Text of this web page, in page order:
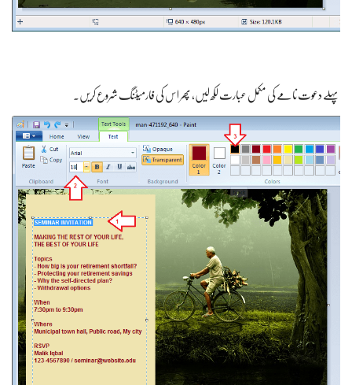
پہلے دعوت نامے کی مکمل عبارت لکھ لیں، پھر اس کی فارمیٹنگ شروع کریں۔